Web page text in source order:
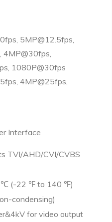
5MP@12.5fps,
1080P@30fps
4MP@25fps,
Interface
TVI/AHD/CVI/CVBS
(-22 ℉ to 140 ℉)
condensing)
for video output